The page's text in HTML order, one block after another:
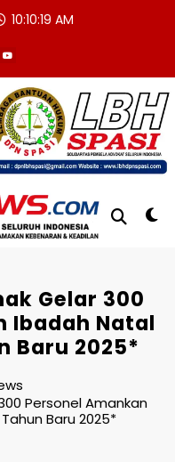
10:10:20 AM
Gelar 300
Ibadah Natal
Baru 2025*
Personel Amankan
Baru 2025*